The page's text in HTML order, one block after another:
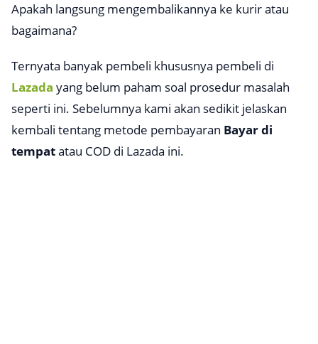
Apakah langsung mengembalikannya ke kurir atau
bagaimana?
Ternyata banyak pembeli khususnya pembeli di
Lazada yang belum paham soal prosedur masalah
seperti ini. Sebelumnya kami akan sedikit jelaskan
kembali tentang metode pembayaran Bayar di
tempatatau COD di Lazada ini.